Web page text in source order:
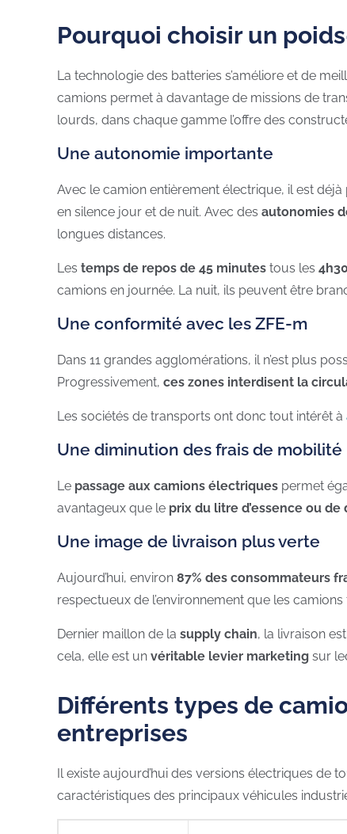
Pourquoi choisir un
La technologie des batteries s’améliore et de
camions permet à davantage de missions de
lourds, dans chaque gamme l’offre des
Une autonomie importante
Avec le camion entièrement électrique, il est
en silence jour et de nuit. Avec des autonomies
longues distances.
Les temps de repos de 45 minutes tous les 4h30
camions en journée. La nuit, ils peuvent être
Une conformité avec les ZFE-m
Dans 11 grandes agglomérations, il n’est plus
Progressivement, ces zones interdisent la
Les sociétés de transports ont donc tout intérêt à
Une diminution des frais de mobilité
Le passage aux camions électriques permet
avantageux que le prix du litre d’essence ou de
Une image de livraison plus verte
Aujourd’hui, environ 87% des consommateurs
respectueux de l’environnement que les
Dernier maillon de la supply chain, la livraison
cela, elle est un véritable levier marketing sur
Différents types de
entreprises
Il existe aujourd’hui des versions électriques de
caractéristiques des principaux véhicules